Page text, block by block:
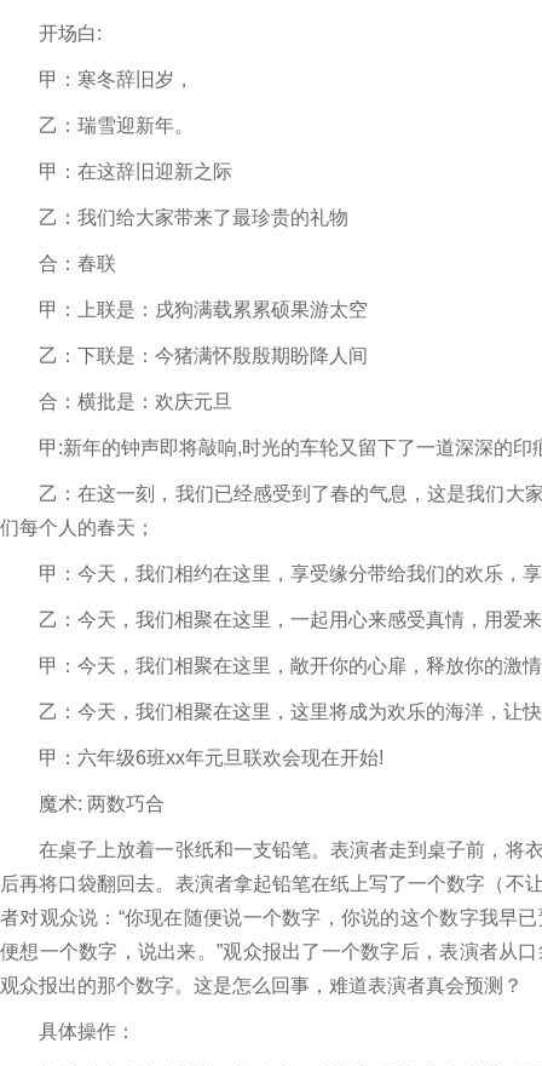
开场白:
甲：寒冬辞旧岁，
乙：瑞雪迎新年。
甲：在这辞旧迎新之际
乙：我们给大家带来了最珍贵的礼物
合：春联
甲：上联是：戌狗满载累累硕果游太空
乙：下联是：今猪满怀殷殷期盼降人间
合：横批是：欢庆元旦
甲:新年的钟声即将敲响,时光的车轮又留下了一道深深的印
乙：在这一刻，我们已经感受到了春的气息，这是我们大
们每个人的春天；
甲：今天，我们相约在这里，享受缘分带给我们的欢乐，
乙：今天，我们相聚在这里，一起用心来感受真情，用爱
甲：今天，我们相聚在这里，敞开你的心扉，释放你的激
乙：今天，我们相聚在这里，这里将成为欢乐的海洋，让
甲：六年级6班xx年元旦联欢会现在开始!
魔术: 两数巧合
在桌子上放着一张纸和一支铅笔。表演者走到桌子前，将
后再将口袋翻回去。表演者拿起铅笔在纸上写了一个数字（不
者对观众说：“你现在随便说一个数字，你说的这个数字我早
便想一个数字，说出来。”观众报出了一个数字后，表演者从
观众报出的那个数字。这是怎么回事，难道表演者真会预测？
具体操作：